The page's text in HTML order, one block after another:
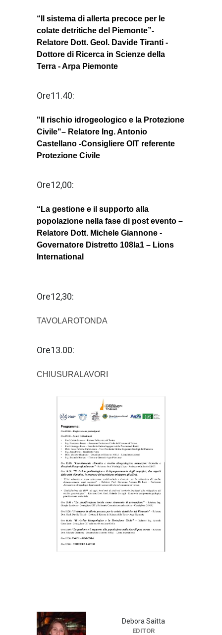
“Il sistema di allerta precoce per le
colate detritiche del Piemonte”-
Relatore Dott. Geol. Davide Tiranti -
Dottore di Ricerca in Scienze della
Terra - Arpa Piemonte
Ore11.40:
"Il rischio idrogeologico e la Protezione
Civile"– Relatore Ing. Antonio
Castellano -Consigliere OIT referente
Protezione Civile
Ore12,00:
“La gestione e il supporto alla
popolazione nella fase di post evento –
Relatore Dott. Michele Giannone -
Governatore Distretto 108Ia1 – Lions
International
Ore12,30:
TAVOLAROTONDA
Ore13.00:
CHIUSURALAVORI
Debora Saitta
EDITOR